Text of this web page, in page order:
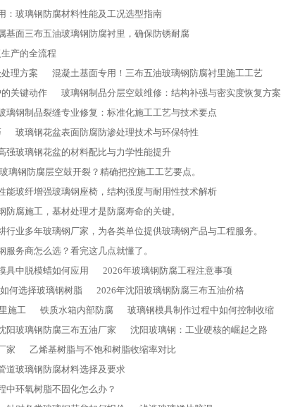
：玻璃钢防腐材料性能及工况选型指南
基面三布五油玻璃钢防腐衬里，确保防锈耐腐
产的全流程
理方案
混凝土基面专用！三布五油玻璃钢防腐衬里施工工艺
关键动作
玻璃钢制品分层空鼓维修：结构补强与密实度恢复方案
璃钢制品裂缝专业修复：标准化施工工艺与技术要点
玻璃钢花盆表面防腐防渗处理技术与环保特性
强玻璃钢花盆的材料配比与力学性能提升
玻璃钢防腐层空鼓开裂？精确把控施工工艺要点。
能玻纤增强玻璃钢座椅，结构强度与耐用性技术解析
防腐施工，基材处理才是防腐寿命的关键。
行业多年玻璃钢厂家，为各类单位提供玻璃钢产品与工程服务。
服务商怎么选？看完这几点就懂了。
具中脱模蜡如何应用
2026年玻璃钢防腐工程注意事项
何选择玻璃钢树脂
2026年沈阳玻璃钢防腐三布五油价格
施工 铁质水箱内部防腐
玻璃钢模具制作过程中如何控制收缩
阳玻璃钢防腐三布五油厂家
沈阳玻璃钢：工业硬核的崛起之路
家
乙烯基树脂与不饱和树脂收缩率对比
道玻璃钢防腐材料选择及要求
中环氧树脂不固化怎么办？